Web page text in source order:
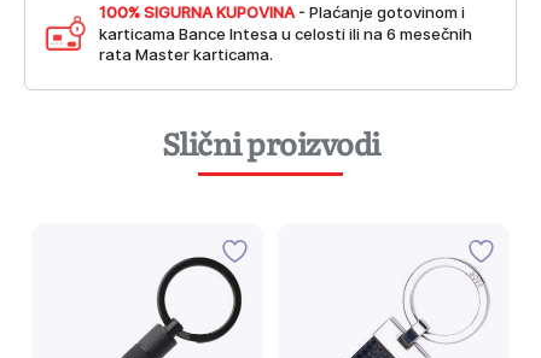
100% SIGURNA KUPOVINA - Plaćanje gotovinom i
karticama Bance Intesa u celosti ili na 6 mesečnih
rata Master karticama.
Slični proizvodi